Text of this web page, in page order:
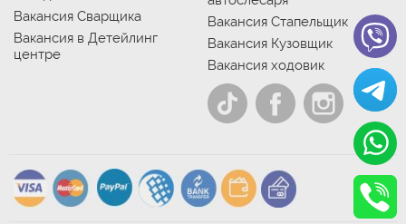
Вакансия Сварщика
Вакансия в Детейлинг
центре
Вакансия Стапельщик
Вакансия Кузовщик
Вакансия ходовик